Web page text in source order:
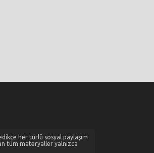
her türlü sosyal paylaşım
tüm materyaller yalnızca